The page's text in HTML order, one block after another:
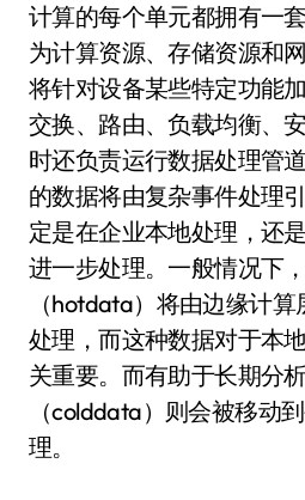
计算的每个单元都拥有一
为计算资源、存储资源和
将针对设备某些特定功能
交换、路由、负载均衡、
时还负责运行数据处理管
的数据将由复杂事件处理
定是在企业本地处理，还
进一步处理。一般情况下
（hotdata）将由边缘计
处理，而这种数据对于本
关重要。而有助于长期分
（colddata）则会被移动
理。